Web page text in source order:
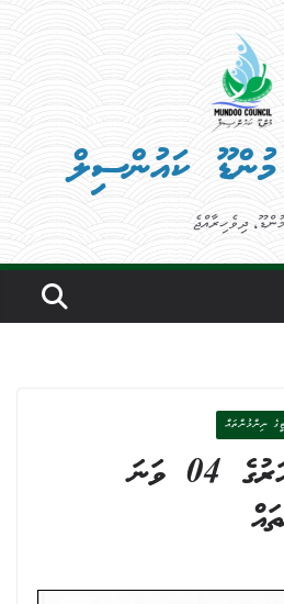
ކައުންސިލް
ދިވެހިރާއްޖެ
ނިންމުންތައް
2024 ވަނަ އަހަރުގެ 04 ވަނަ